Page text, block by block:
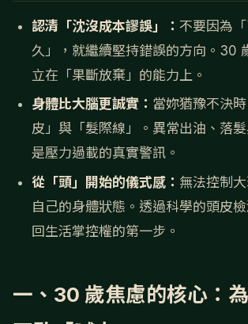
認清「沈沒成本謬誤」： 不要因為
久」，就繼續堅持錯誤的方向。30
立在「果斷放棄」的能力上。
身體比大腦更誠實： 當妳猶豫不決
皮」與「髮際線」。異常出油、落
是壓力過載的真實警訊。
從「頭」開始的儀式感： 無法控制
自己的身體狀態。透過科學的頭皮
回生活掌控權的第一步。
一、30 歲焦慮的核心：